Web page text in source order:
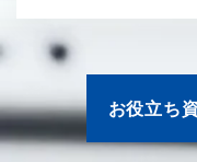
お役立ち